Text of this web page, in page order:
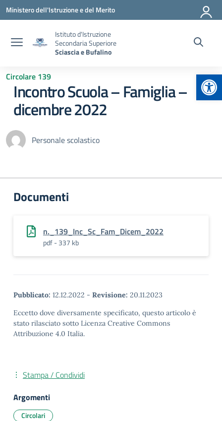
Vai ai contenuti
Vai al menu di navigazione
Vai al footer
Ministero dell'Istruzione e del Merito
Istituto d'Istruzione
Secondaria Superiore
Sciascia e Bufalino
Circolare 139
Incontro Scuola – Famiglia –
dicembre 2022
Personale scolastico
Documenti
n._139_Inc_Sc_Fam_Dicem_2022
pdf - 337 kb
Pubblicato: 12.12.2022 - Revisione: 20.11.2023
Eccetto dove diversamente specificato, questo articolo è
stato rilasciato sotto Licenza Creative Commons
Attribuzione 4.0 Italia.
Stampa / Condividi
Argomenti
Circolari